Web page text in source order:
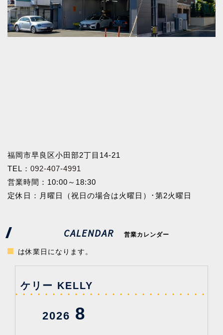
福岡市早良区小田部2丁目14-21
TEL： 092-407-4991
営業時間：10:00～18:30
定休日：月曜日（祝日の場合は火曜日）･第2火曜日
CALENDAR 営業カレンダー
は休業日になります。
ケリー KELLY
2026 8